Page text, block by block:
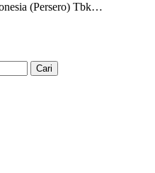
(Persero) Tbk…